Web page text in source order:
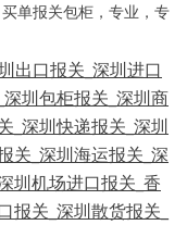
单报关包柜，专业，专
出口报关_深圳进口
圳包柜报关_深圳商
_深圳快递报关_深圳
关_深圳海运报关_深
圳机场进口报关_香
报关_深圳散货报关_